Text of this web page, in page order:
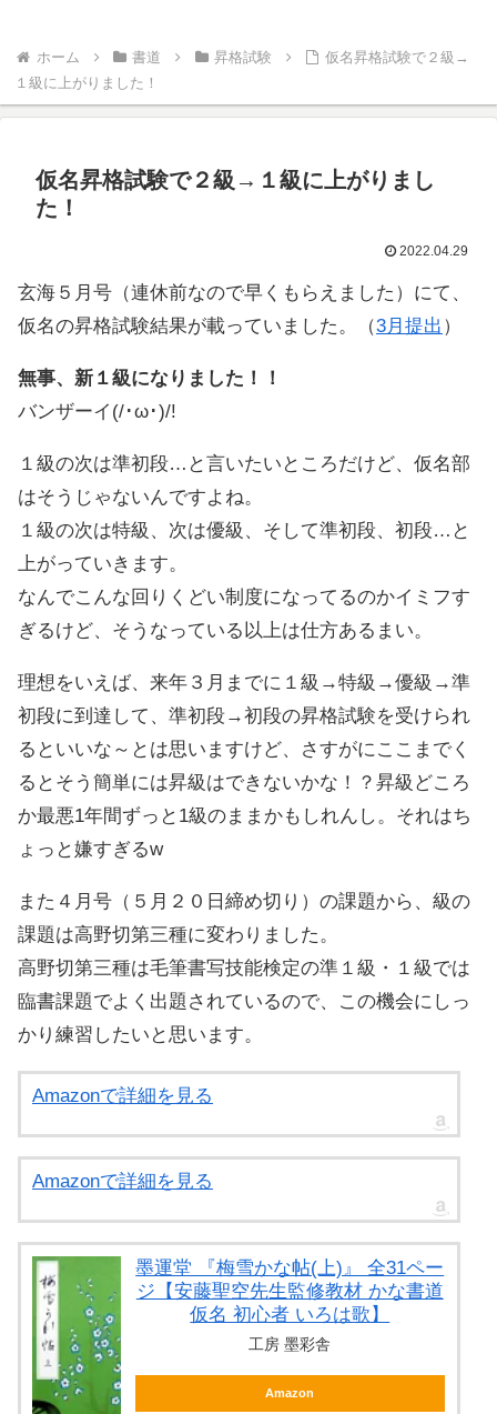
ホーム 書道 昇格試験
仮名昇格試験で２級→
１級に上がりました！
仮名昇格試験で２級→１級に上がりまし
た！
2022.04.29
玄海５月号（連休前なので早くもらえました）にて、
仮名の昇格試験結果が載っていました。（3月提出 ）
無事、新１級になりました！！
バンザーイ(/･ω･)/!
１級の次は準初段…と言いたいところだけど、仮名部
はそうじゃないんですよね。
１級の次は特級、次は優級、そして準初段、初段…と
上がっていきます。
なんでこんな回りくどい制度になってるのかイミフす
ぎるけど、そうなっている以上は仕方あるまい。
理想をいえば、来年３月までに１級→特級→優級→準
初段に到達して、準初段→初段の昇格試験を受けられ
るといいな～とは思いますけど、さすがにここまでく
るとそう簡単には昇級はできないかな！？昇級どころ
か最悪1年間ずっと1級のままかもしれんし。それはち
ょっと嫌すぎるw
また４月号（５月２０日締め切り）の課題から、級の
課題は高野切第三種に変わりました。
高野切第三種は毛筆書写技能検定の準１級・１級では
臨書課題でよく出題されているので、この機会にしっ
かり練習したいと思います。
Amazonで詳細を見る
Amazonで詳細を見る
墨運堂 『梅雪かな帖(上)』 全31ペー
ジ【安藤聖空先生監修教材 かな書道
仮名 初心者 いろは歌】
工房 墨彩舎
Amazon